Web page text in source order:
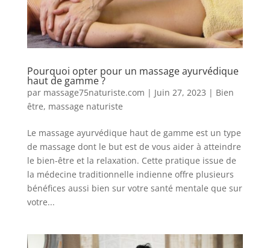
Pourquoi opter pour un massage ayurvédique
haut de gamme ?
par massage75naturiste.com | Juin 27, 2023 | Bien
être, massage naturiste
Le massage ayurvédique haut de gamme est un type
de massage dont le but est de vous aider à atteindre
le bien-être et la relaxation. Cette pratique issue de
la médecine traditionnelle indienne offre plusieurs
bénéfices aussi bien sur votre santé mentale que sur
votre...